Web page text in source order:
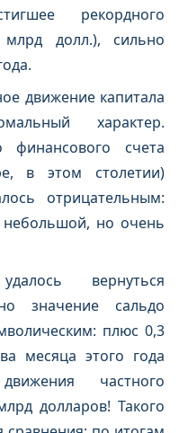
рекордного
долл.), сильно
движение капитала
характер.
счета
в этом столетии)
отрицательным:
но очень
вернуться
значение сальдо
плюс 0,3
месяца этого года
частного
долларов! Такого